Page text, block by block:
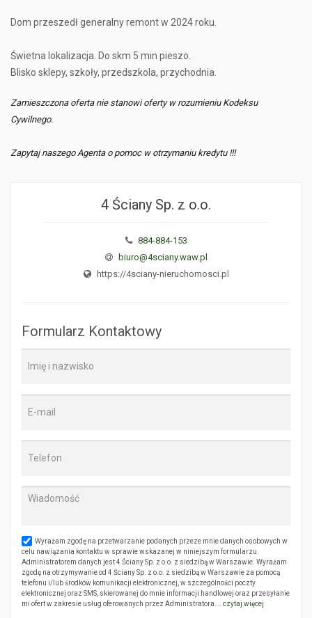
Dom przeszedł generalny remont w 2024 roku.
Świetna lokalizacja. Do skm 5 min pieszo.
Blisko sklepy, szkoły, przedszkola, przychodnia.
Zamieszczona oferta nie stanowi oferty w rozumieniu Kodeksu
Cywilnego.
Zapytaj naszego Agenta o pomoc w otrzymaniu kredytu !!!
4 Ściany Sp. z o.o.
884-884-153
biuro@4sciany.waw.pl
https://4sciany-nieruchomosci.pl
Formularz Kontaktowy
Wyrażam zgodę na przetwarzanie podanych przeze mnie danych osobowych w
celu nawiązania kontaktu w sprawie wskazanej w niniejszym formularzu.
Administratorem danych jest 4 Ściany Sp. z o.o. z siedzibą w Warszawie. Wyrażam
zgodę na otrzymywanie od 4 Ściany Sp. z o.o. z siedzibą w Warszawie za pomocą
telefonu i/lub środków komunikacji elektronicznej, w szczególności poczty
elektronicznej oraz SMS, skierowanej do mnie informacji handlowej oraz przesyłanie
mi ofert w zakresie usług oferowanych przez Administratora.… czytaj więcej